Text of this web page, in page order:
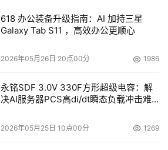
618 办公装备升级指南：AI 加持三星
Galaxy Tab S11 ，高效办公更顺心
2026年05月26日 20点00分 1986
永铭SDF 3.0V 330F方形超级电容：解
决AI服务器PCS高di/dt瞬态负载冲击难
2026年05月25日 10点00分 1269